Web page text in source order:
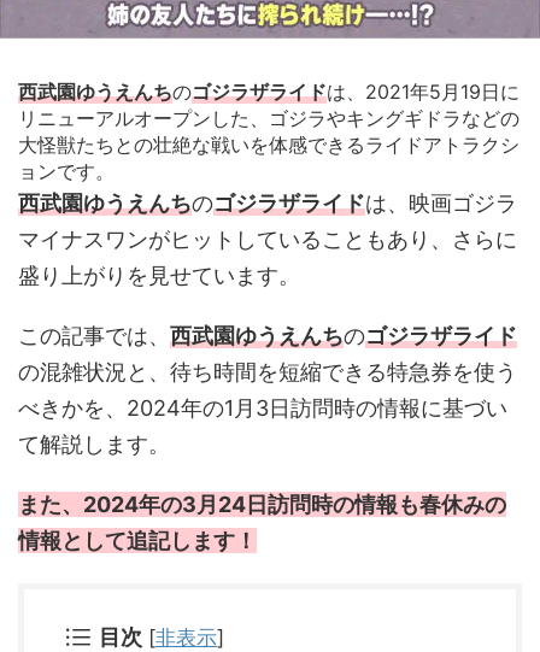
西武園ゆうえんちのゴジラザライドは、2021年5月19日に
リニューアルオープンした、ゴジラやキングギドラなどの
大怪獣たちとの壮絶な戦いを体感できるライドアトラクシ
ョンです。
西武園ゆうえんちのゴジラザライドは、映画ゴジラ
マイナスワンがヒットしていることもあり、さらに
盛り上がりを見せています。
この記事では、 西武園ゆうえんちのゴジラザライド
の混雑状況と、待ち時間を短縮できる特急券を使う
べきかを、2024年の1月3日訪問時の情報に基づい
て解説します。
また、2024年の3月24日訪問時の情報も春休みの
情報として追記します！
目次 [非表示]